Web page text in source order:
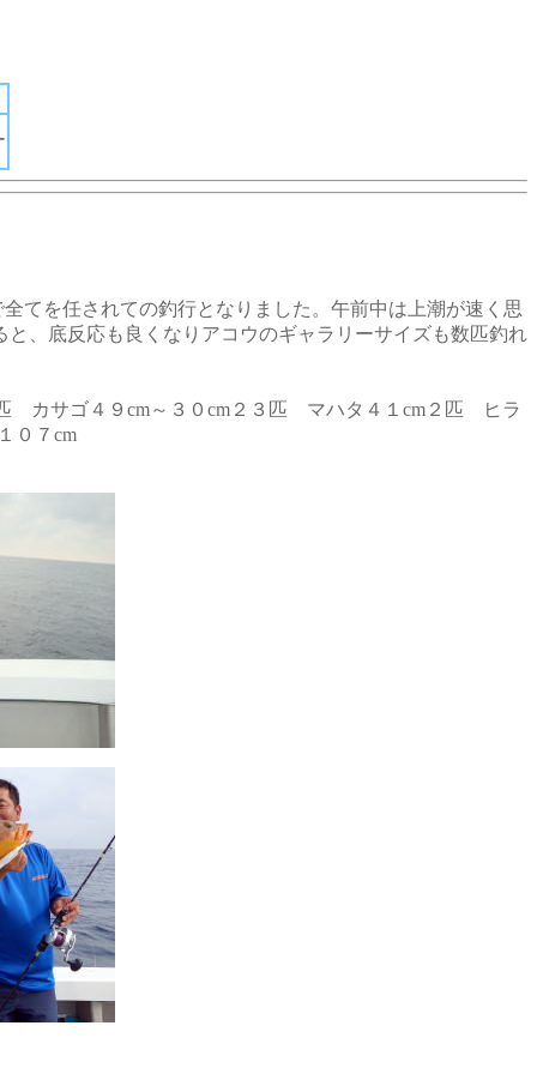
てを任されての釣行となりました。午前中は上潮が速く思
、底反応も良くなりアコウのギャラリーサイズも数匹釣れ
カサゴ４９cm～３０cm２３匹 マハタ４１cm２匹 ヒラ
０７cm